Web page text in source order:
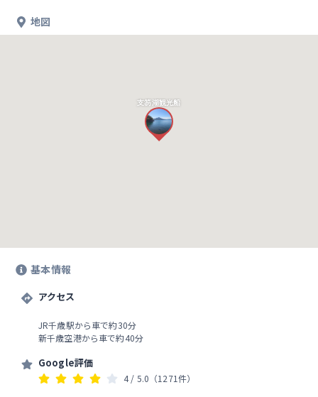
地図
支笏湖観光船
基本情報
アクセス
JR千歳駅から車で約30分
新千歳空港から車で約40分
Google評価
4 / 5.0 （1271件）